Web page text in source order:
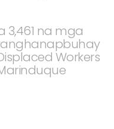
na mga
Workers